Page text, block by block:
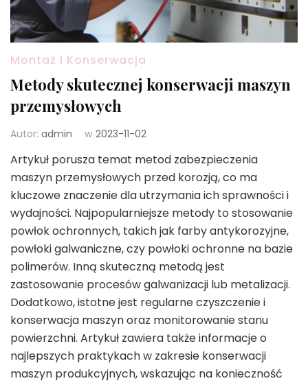
Montaż I Konserwacja
Metody skutecznej konserwacji maszyn
przemysłowych
Autor: admin w 2023-11-02
Artykuł porusza temat metod zabezpieczenia
maszyn przemysłowych przed korozją, co ma
kluczowe znaczenie dla utrzymania ich sprawności i
wydajności. Najpopularniejsze metody to stosowanie
powłok ochronnych, takich jak farby antykorozyjne,
powłoki galwaniczne, czy powłoki ochronne na bazie
polimerów. Inną skuteczną metodą jest
zastosowanie procesów galwanizacji lub metalizacji.
Dodatkowo, istotne jest regularne czyszczenie i
konserwacja maszyn oraz monitorowanie stanu
powierzchni. Artykuł zawiera także informacje o
najlepszych praktykach w zakresie konserwacji
maszyn produkcyjnych, wskazując na konieczność